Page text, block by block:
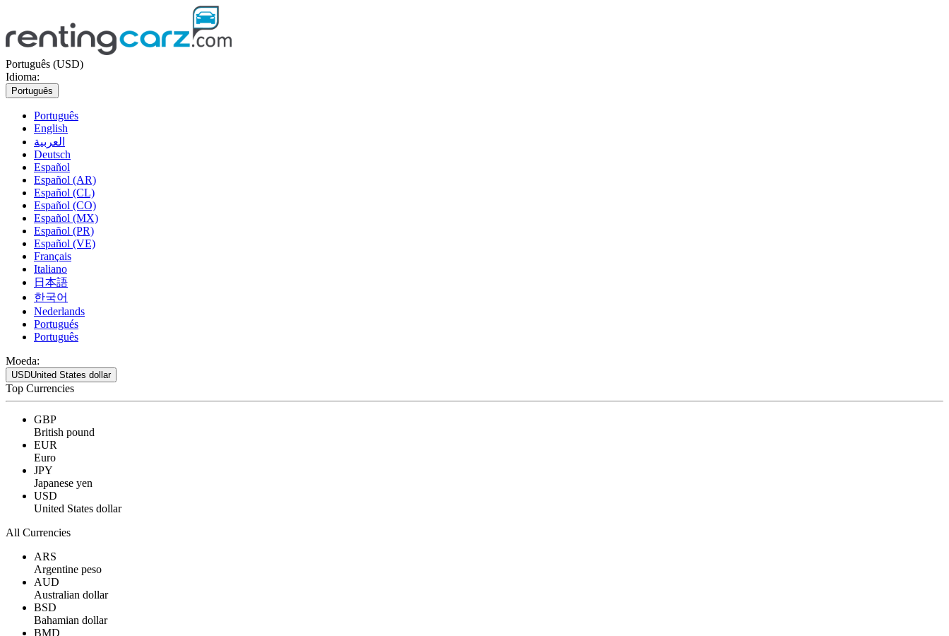
Português (USD)
Idioma:
Português
Português
English
العربية
Deutsch
Español
Español (AR)
Español (CL)
Español (CO)
Español (MX)
Español (PR)
Español (VE)
Français
Italiano
日本語
한국어
Nederlands
Portugués
Português
Moeda:
USDUnited States dollar
Top Currencies
GBP
British pound
EUR
Euro
JPY
Japanese yen
USD
United States dollar
All Currencies
ARS
Argentine peso
AUD
Australian dollar
BSD
Bahamian dollar
BMD